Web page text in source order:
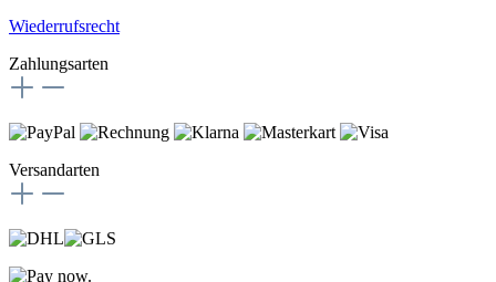
Wiederrufsrecht
Zahlungsarten
Versandarten